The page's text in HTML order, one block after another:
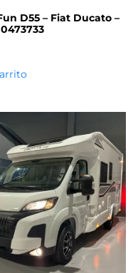
D55 – Fiat Ducato –